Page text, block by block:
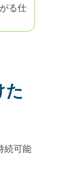
る仕
た
続可能